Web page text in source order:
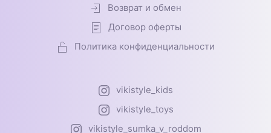
Возврат и обмен
Договор оферты
Политика конфиденциальности
vikistyle_kids
vikistyle_toys
vikistyle_sumka_v_roddom